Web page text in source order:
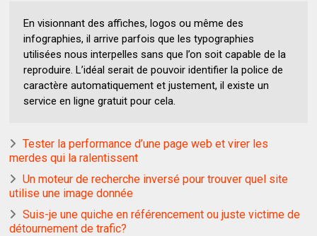
En visionnant des affiches, logos ou même des
infographies, il arrive parfois que les typographies
utilisées nous interpelles sans que l’on soit capable de la
reproduire. L’idéal serait de pouvoir identifier la police de
caractère automatiquement et justement, il existe un
service en ligne gratuit pour cela.
Tester la performance d’une page web et virer les
merdes qui la ralentissent
Un moteur de recherche inversé pour trouver quel site
utilise une image donnée
Suis-je une quiche en référencement ou juste victime de
détournement de trafic?